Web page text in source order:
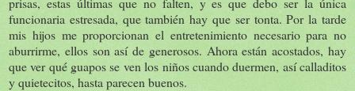
funcionaria estresada, que también hay que ser tonta. Por la tarde
mis hijos me proporcionan el entretenimiento necesario para no
aburrirme, ellos son así de generosos. Ahora están acostados, hay
que ver qué guapos se ven los niños cuando duermen, así calladitos
y quietecitos, hasta parecen buenos.